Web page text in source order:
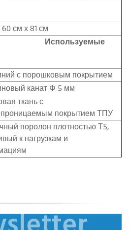
см х 81 см
с порошковым покрытием
канат Φ 5 мм
ткань с
покрытием ТПУ
поролон плотностью Т5,
к нагрузкам и